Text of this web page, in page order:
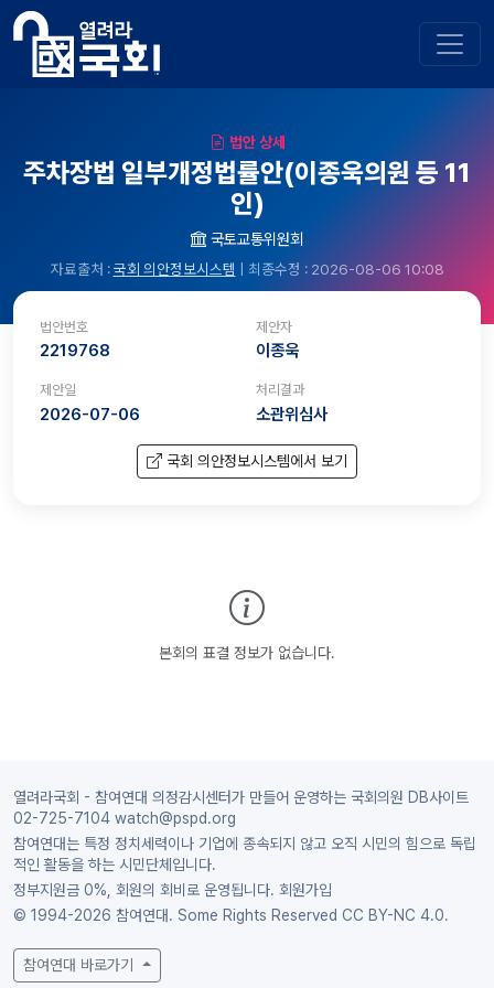
법안 상세
주차장법 일부개정법률안(이종욱의원 등 11
인)
국토교통위원회
자료출처 :국회 의안정보시스템 | 최종수정 : 2026-08-06 10:08
법안번호
2219768
제안자
이종욱
제안일
2026-07-06
처리결과
소관위심사
국회 의안정보시스템에서 보기
본회의 표결 정보가 없습니다.
열려라국회 - 참여연대 의정감시센터가 만들어 운영하는 국회의원 DB사이트
02-725-7104 watch@pspd.org
참여연대는 특정 정치세력이나 기업에 종속되지 않고 오직 시민의 힘으로 독립
적인 활동을 하는 시민단체입니다.
정부지원금 0%, 회원의 회비로 운영됩니다. 회원가입
© 1994-2026 참여연대. Some Rights Reserved CC BY-NC 4.0.
참여연대 바로가기